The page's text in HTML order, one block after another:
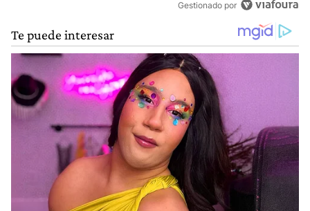
Gestionado por